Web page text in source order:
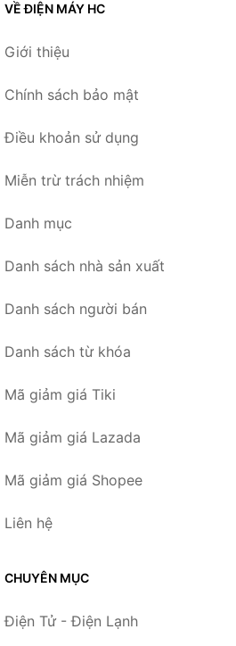
VỀ ĐIỆN MÁY HC
Giới thiệu
Chính sách bảo mật
Điều khoản sử dụng
Miễn trừ trách nhiệm
Danh mục
Danh sách nhà sản xuất
Danh sách người bán
Danh sách từ khóa
Mã giảm giá Tiki
Mã giảm giá Lazada
Mã giảm giá Shopee
Liên hệ
CHUYÊN MỤC
Điện Tử - Điện Lạnh